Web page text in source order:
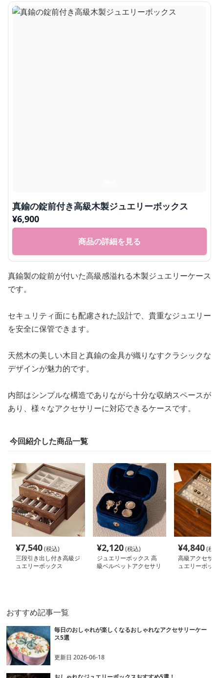
真鍮の錠前付き高級木製ジュエリーボックス
¥6,900
商品の詳細を見る
真鍮製の錠前が付いた高級感溢れる木製ジュエリーケース
です。
セキュリティ面にも配慮された設計で、貴重なジュエリー
を安全に保管できます。
天然木の美しい木目と真鍮の金具が織りなすクラシックな
デザインが魅力的です。
内部はシンプルな構造でありながら十分な収納スペースが
あり、様々なアクセサリーに対応できるケースです。
今回紹介した商品一覧
¥7,540(税込)
三段引き出し付き高級ジ
ュエリーボックス
¥2,120(税込)
ジュエリーボックス 高
級ベルベットアクセサリ
¥4,840(税
高級アクセサ
ュエリーボッ
おすすめ記事一覧
毎日のおしゃれが楽しくなるおしゃれなアクセサリーケー
ス5選
更新日2026-06-18